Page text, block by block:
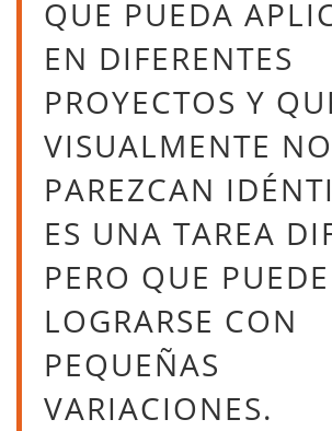
QUE PUEDA
EN DIFERENTES
PROYECTOS Y
VISUALMENTE NO
PAREZCAN
ES UNA TAREA
PERO QUE PUEDE
LOGRARSE CON
PEQUEÑAS
VARIACIONES.